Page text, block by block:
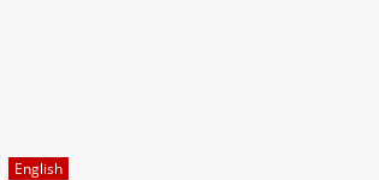
English